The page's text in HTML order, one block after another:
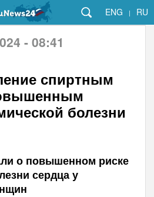
ENG | RU
- 08:41
спиртным
болезни
о повышенном риске
сердца у